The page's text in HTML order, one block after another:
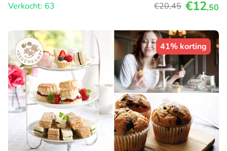
Verkocht: 63
€20,45 €12,50
41% korting